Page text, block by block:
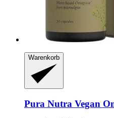
Warenkorb
Pura Nutra Vegan